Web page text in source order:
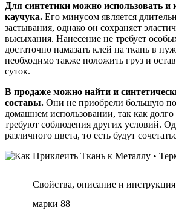
Для синтетики можно использовать и
каучука. Его минусом является
застывания, однако он сохраняет
высыхания. Нанесение не требует
достаточно намазать клей на ткань в
необходимо также положить груз и
суток.
В продаже можно найти и
составы. Они не приобрели большую
домашнем использовании, так как долго
требуют соблюдения других условий.
различного цвета, то есть будут
Свойства, описание и
марки 88